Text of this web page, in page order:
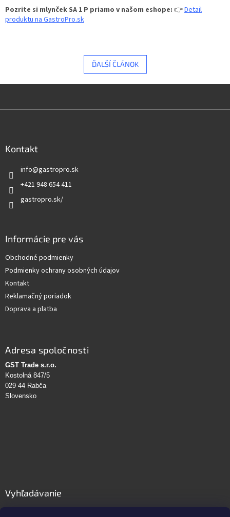
Pozrite si mlynček SA 1 P priamo v našom eshope: 👉Detail
produktu na GastroPro.sk
ĎALŠÍ ČLÁNOK
Kontakt
info@gastropro.sk
+421 948 654 411
gastropro.sk/
Informácie pre vás
Obchodné podmienky
Podmienky ochrany osobných údajov
Kontakt
Reklamačný poriadok
Doprava a platba
Adresa spoločnosti
GST Trade s.r.o.
Kostolná 847/5
029 44 Rabča
Slovensko
Vyhľadávanie